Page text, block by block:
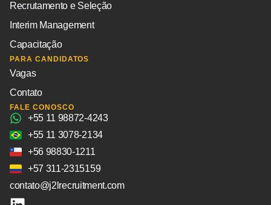
Recrutamento e Seleção
Interim Management
Capacitação
PARA CANDIDATOS
Vagas
Contato
FALE CONOSCO
+55 11 98872-4243
+55 11 3078-2134
+56 98830-1211
+57 311-2315159
contato@j2lrecruitment.com